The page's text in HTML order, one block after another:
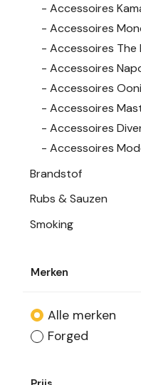
Accessoires
Accessoires
Accessoires The
Accessoires
Accessoires Ooni
Accessoires
Accessoires
Accessoires
Brandstof
Rubs & Sauzen
Smoking
Merken
Alle merken
Forged